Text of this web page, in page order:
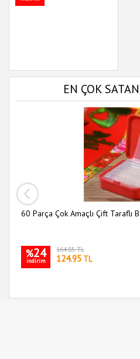
EN ÇOK
60 Parça Çok Amaçlı Çift Taraflı
%24
indirim
164.85 TL
124.95 TL